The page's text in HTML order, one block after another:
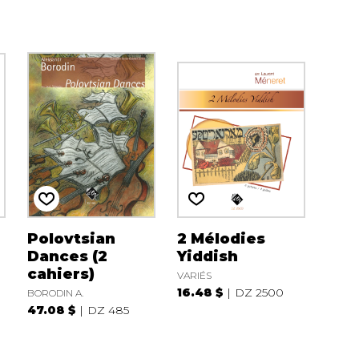
Polovtsian
Dances (2
cahiers)
BORODIN A.
47.08 $ DZ 485
2 Mélodies
Yiddish
VARIÉS
16.48 $ DZ 2500